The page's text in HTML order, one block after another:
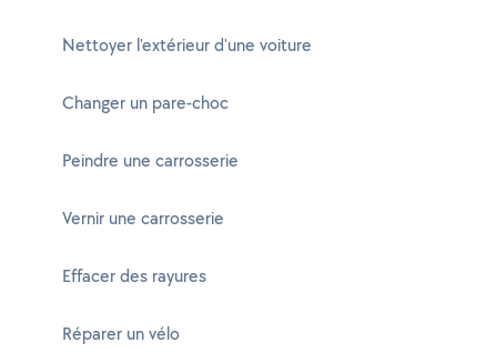
Nettoyer l'extérieur d'une voiture
Changer un pare-choc
Peindre une carrosserie
Vernir une carrosserie
Effacer des rayures
Réparer un vélo